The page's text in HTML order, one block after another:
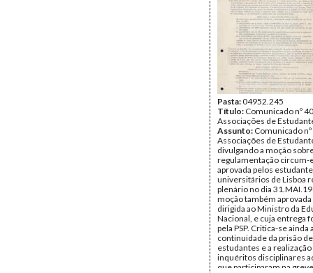
Pasta:04952.245
Título: Comunicado nº
Associações de
Assunto: Comunicado
Associações de
divulgando a moção
regulamentação circum-
aprovada pelos
universitários de Lisboa
plenário no dia
moção também aprovada
dirigida ao Ministro da
Nacional, e cuja entrega
pela PSP. Critica-se ainda
continuidade da prisão
estudantes e a
inquéritos disciplinares
que participaram na